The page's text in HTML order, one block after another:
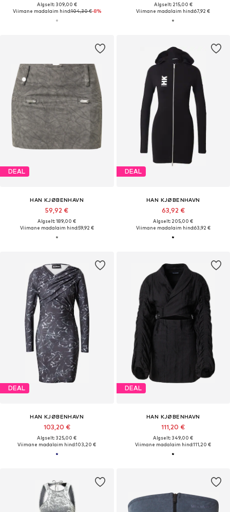
Algselt: 309,00 €
Viimane madalaim hind:104,30 €-8%
Algselt: 215,00 €
Viimane madalaim hind:67,92 €
DEAL
HAN KJØBENHAVN
59,92 €
Algselt: 189,00 €
Viimane madalaim hind:59,92 €
DEAL
HAN KJØBENHAVN
63,92 €
Algselt: 205,00 €
Viimane madalaim hind:63,92 €
DEAL
HAN KJØBENHAVN
103,20 €
Algselt: 325,00 €
Viimane madalaim hind:103,20 €
DEAL
HAN KJØBENHAVN
111,20 €
Algselt: 349,00 €
Viimane madalaim hind:111,20 €